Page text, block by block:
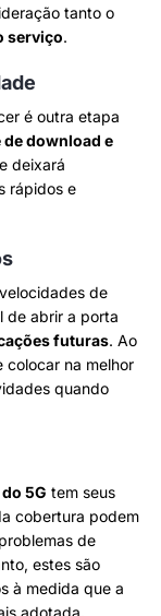
tanto o
serviço.
é outra etapa
download e
deixará
rápidos e
de
de abrir a porta
futuras. Ao
colocar na melhor
quando
5G tem seus
cobertura podem
de
estes são
à medida que a
adotada.